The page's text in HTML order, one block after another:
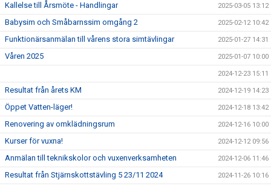
Kallelse till Årsmöte - Handlingar 2025-03-05 13:12
Babysim och Småbarnssim omgång 2 2025-02-12 10:42
Funktionärsanmälan till vårens stora simtävlingar 2025-01-27 14:31
Våren 2025 2025-01-07 10:00
2024-12-23 15:11
Resultat från årets KM 2024-12-19 14:23
Öppet Vatten-läger! 2024-12-18 13:42
Renovering av omklädningsrum 2024-12-16 10:00
Kurser för vuxna! 2024-12-12 09:56
Anmälan till teknikskolor och vuxenverksamheten 2024-12-06 11:46
Resultat från Stjärnskottstävling 5 23/11 2024 2024-11-26 10:16